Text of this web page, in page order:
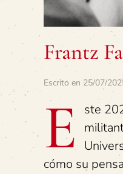
Frantz
Escrito en 25/07/
E ste
cómo su